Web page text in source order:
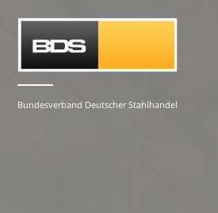
Bundesverband Deutscher Stahlhandel